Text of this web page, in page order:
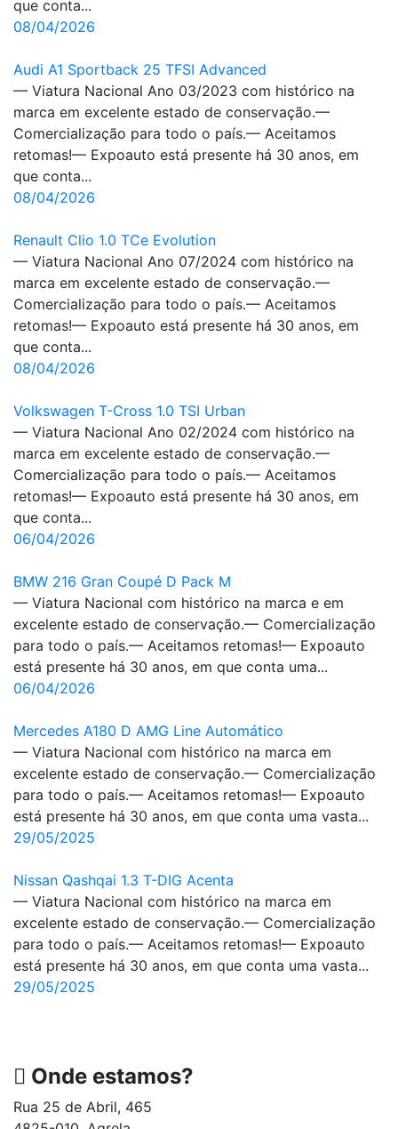
que conta...
08/04/2026
Audi A1 Sportback 25 TFSI Advanced
— Viatura Nacional Ano 03/2023 com histórico na
marca em excelente estado de conservação.—
Comercialização para todo o país.— Aceitamos
retomas!— Expoauto está presente há 30 anos, em
que conta...
08/04/2026
Renault Clio 1.0 TCe Evolution
— Viatura Nacional Ano 07/2024 com histórico na
marca em excelente estado de conservação.—
Comercialização para todo o país.— Aceitamos
retomas!— Expoauto está presente há 30 anos, em
que conta...
08/04/2026
Volkswagen T-Cross 1.0 TSI Urban
— Viatura Nacional Ano 02/2024 com histórico na
marca em excelente estado de conservação.—
Comercialização para todo o país.— Aceitamos
retomas!— Expoauto está presente há 30 anos, em
que conta...
06/04/2026
BMW 216 Gran Coupé D Pack M
— Viatura Nacional com histórico na marca e em
excelente estado de conservação.— Comercialização
para todo o país.— Aceitamos retomas!— Expoauto
está presente há 30 anos, em que conta uma...
06/04/2026
Mercedes A180 D AMG Line Automático
— Viatura Nacional com histórico na marca em
excelente estado de conservação.— Comercialização
para todo o país.— Aceitamos retomas!— Expoauto
está presente há 30 anos, em que conta uma vasta...
29/05/2025
Nissan Qashqai 1.3 T-DIG Acenta
— Viatura Nacional com histórico na marca em
excelente estado de conservação.— Comercialização
para todo o país.— Aceitamos retomas!— Expoauto
está presente há 30 anos, em que conta uma vasta...
29/05/2025
Onde estamos?
Rua 25 de Abril, 465